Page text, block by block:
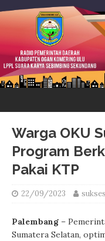
Warga OKU
Program
Pakai KTP
22/09/2023
Palembang –
Sumatera Selatan,